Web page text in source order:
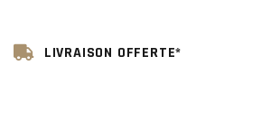
LIVRAISON OFFERTE*